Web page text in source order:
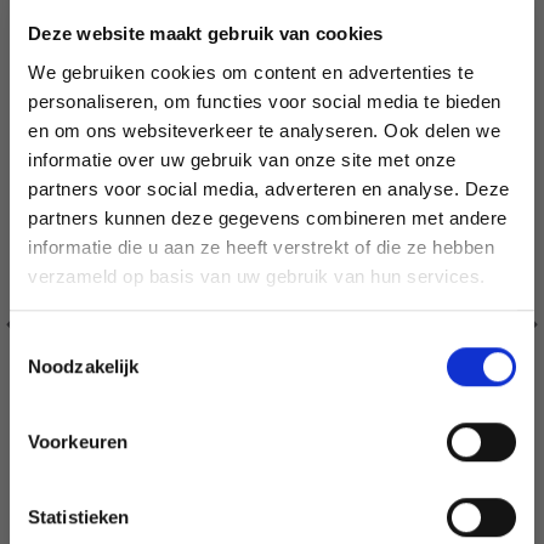
Deze website maakt gebruik van cookies
We gebruiken cookies om content en advertenties te
personaliseren, om functies voor social media te bieden
en om ons websiteverkeer te analyseren. Ook delen we
informatie over uw gebruik van onze site met onze
partners voor social media, adverteren en analyse. Deze
partners kunnen deze gegevens combineren met andere
informatie die u aan ze heeft verstrekt of die ze hebben
verzameld op basis van uw gebruik van hun services.
Noodzakelijk
Voorkeuren
Statistieken
20% korting
BORDUURPAKKET KIPPENGESPREK 17 Ø
Économisez jusqu'à 50 %
Soyez le premier à connaître nos soldes et